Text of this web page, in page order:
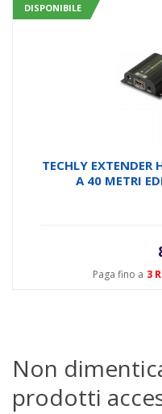
DISPONIBILE
Paga fino a 3
TECHLY EXTENDER
A 40 METRI
Non
prodotti